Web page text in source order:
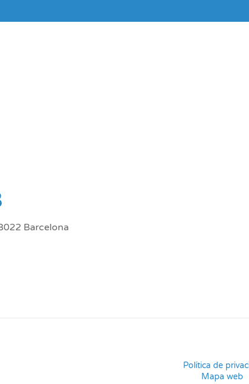
Barcelona
Política de
Mapa web